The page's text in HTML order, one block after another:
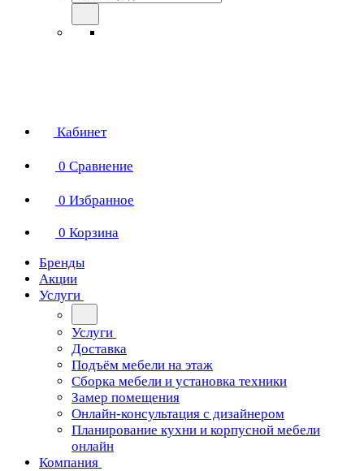
Кабинет
0 Сравнение
0 Избранное
0 Корзина
Бренды
Акции
Услуги
Услуги
Доставка
Подъём мебели на этаж
Сборка мебели и установка техники
Замер помещения
Онлайн-консультация с дизайнером
Планирование кухни и корпусной мебели
онлайн
Компания